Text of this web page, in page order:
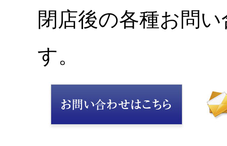
閉店後の各種お問
す。